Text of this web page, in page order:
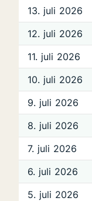
13. juli 2026
12. juli 2026
11. juli 2026
10. juli 2026
9. juli 2026
8. juli 2026
7. juli 2026
6. juli 2026
5. juli 2026